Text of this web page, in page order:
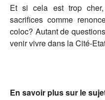
Et si cela est trop
sacrifices comme
coloc? Autant de
venir vivre dans la Cité-
En savoir plus sur le